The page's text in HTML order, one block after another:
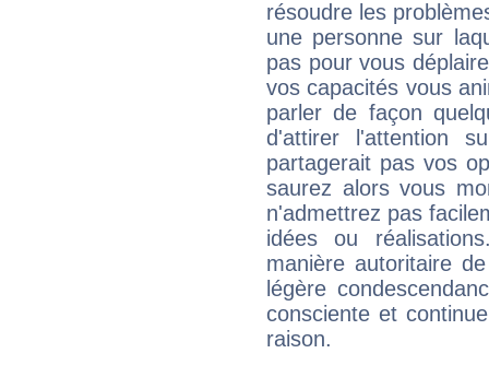
résoudre les
une personne sur
pas pour vous
vos capacités vous
parler de façon
d'attirer l'attention
partagerait pas vos
saurez alors vous
n'admettrez pas
idées ou
manière autoritaire
légère
consciente et
raison.